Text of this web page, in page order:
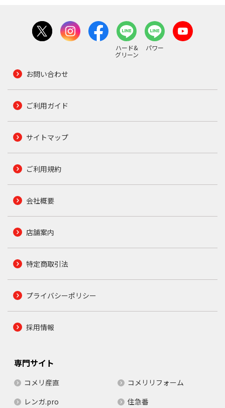
ハード&
グリーン
パワー
お問い合わせ
ご利用ガイド
サイトマップ
ご利用規約
会社概要
店舗案内
特定商取引法
プライバシーポリシー
採用情報
専門サイト
コメリ産直
コメリリフォーム
レンガ.pro
住急番